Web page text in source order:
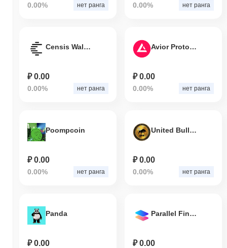
0.00% нет ранга 0.00% нет ранга
Censis Wallet
₽ 0.00
0.00% нет ранга
Avior Protocol
₽ 0.00
0.00% нет ранга
Poompcoin
₽ 0.00
0.00% нет ранга
United Bull Traders
₽ 0.00
0.00% нет ранга
Panda
₽ 0.00
Parallel Finance
₽ 0.00